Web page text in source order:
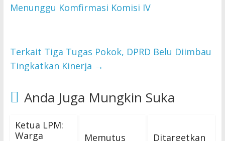
Menunggu Komfirmasi Komisi IV
Terkait Tiga Tugas Pokok, DPRD Belu Diimbau
Tingkatkan Kinerja →
Anda Juga Mungkin Suka
Ketua LPM:
Warga
Memutus
Ditargetkan